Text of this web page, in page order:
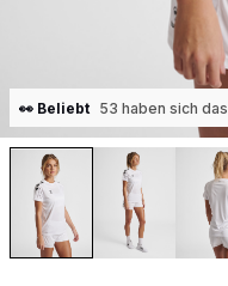
👀 Beliebt 53 haben sich